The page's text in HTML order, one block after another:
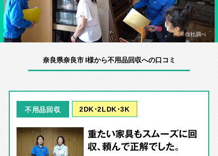
※自社調べ
奈良県奈良市 I様から不用品回収への口コミ
不用品回収 2DK･2LDK･3K
重たい家具もスムーズに回
収、頼んで正解でした。